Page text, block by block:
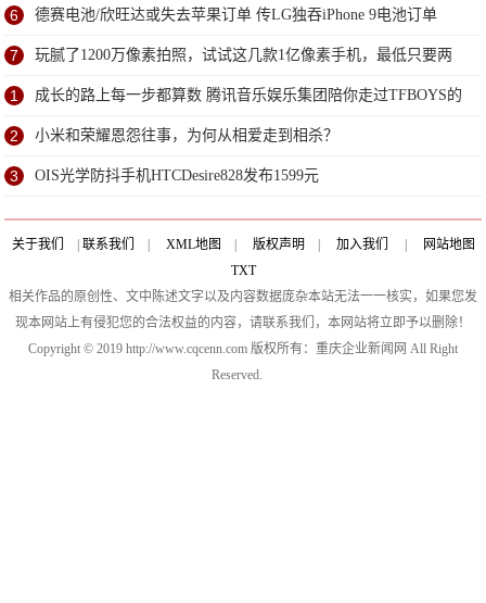
6 德赛电池/欣旺达或失去苹果订单 传LG独吞iPhone 9电池订单
7 玩腻了1200万像素拍照，试试这几款1亿像素手机，最低只要两
千多
1 成长的路上每一步都算数 腾讯音乐娱乐集团陪你走过TFBOYS的
七年光景
2 小米和荣耀恩怨往事，为何从相爱走到相杀？
3 OIS光学防抖手机HTCDesire828发布1599元
关于我们 联系我们 XML地图 版权声明 加入我们
网站地图
TXT
相关作品的原创性、文中陈述文字以及内容数据庞杂本站无法一一核实，如果您发
现本网站上有侵犯您的合法权益的内容，请联系我们，本网站将立即予以删除！
Copyright © 2019 http://www.cqcenn.com 版权所有：重庆企业新闻网 All Right
Reserved.